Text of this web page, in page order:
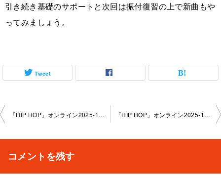
引き続き基礎のサポートと次回は振付復習の上で新曲もや
ってみましょう。
Tweet
投
ビ
「HIP HOP」オンライン2025-12-7-no0159-2712 「HIP HOP」オンライン2025-12-10-no0159-2278
コメントを残す